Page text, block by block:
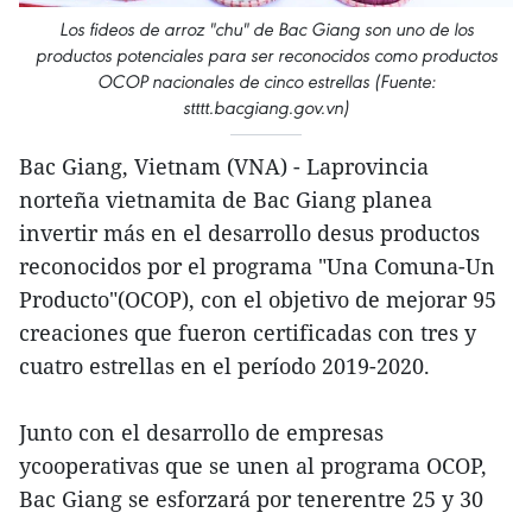
Los fideos de arroz "chu" de Bac Giang son uno de los
productos potenciales para ser reconocidos como productos
OCOP nacionales de cinco estrellas (Fuente:
stttt.bacgiang.gov.vn)
Bac Giang, Vietnam (VNA) - Laprovincia
norteña vietnamita de Bac Giang planea
invertir más en el desarrollo desus productos
reconocidos por el programa "Una Comuna-Un
Producto"(OCOP), con el objetivo de mejorar 95
creaciones que fueron certificadas con tres y
cuatro estrellas en el período 2019-2020.
Junto con el desarrollo de empresas
ycooperativas que se unen al programa OCOP,
Bac Giang se esforzará por tenerentre 25 y 30